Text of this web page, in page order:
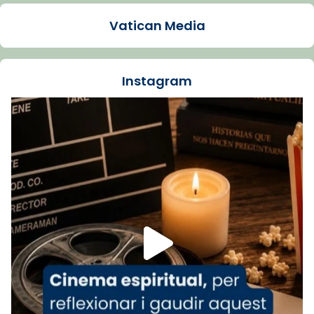
La Carmina va patir depressió. Fa gairebé
dos mesos, a l'Estadi Lluís Companys, la
Recupera l'entrevista comp
Vatican
tican News 👇
www.vaticannews.va/es/iglesia/news/2026-
07/carmina-historia-depresion-papa-viaje-
espana-testimoni...
Foto
View on Facebook · Share
Arquebisbat de Barcelona
2 weeks ago
Vatican Media
Instagram